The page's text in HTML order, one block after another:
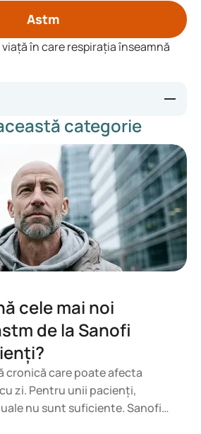
Astm
viață în care respirația înseamnă
astma
standaarden/astma-bij-
journals/lanres/article/PIIS221
fulltext
news/how-use-breathing-
.
categorie
cele mai noi
de la Sanofi
cronică care poate afecta
zi. Pentru unii pacienți,
nu sunt suficiente. Sanofi
noi pentru formele